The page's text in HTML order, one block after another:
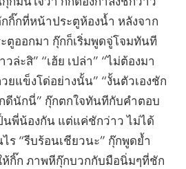
กิ๊กที่หน้าประตูห้องน้ำ หลังจาก
ตูออกมา กุ๊กก็เริ่มพูดจู่โจมทันที
ล่ะสิ” “เฮ้ย เปล่า” “ไม่ต้องมา
ยแข็งโด่อย่างนั้น” “งั้นตัวเองชัก
ดีนักนี่” กุ๊กตกใจทันทีกับคำตอบ
นพี่น้องกัน แต่แค่ชักว่าว ไม่ได้
ร “รีบร้อนเชียวนะ” กุ๊กพูดย้ำ
ห้กิ๊ก ภาพหีกุ๊กบวกกับมือนิ่มๆที่ชัก